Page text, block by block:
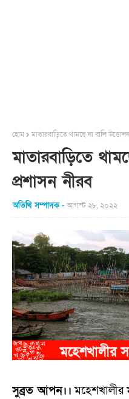
হোম মাতারবাড়িতে থামছে না বালি
মাতারবাড়িতে
প্রশাসন নীরব
অতিথি সম্পাদক আগস্ট ২৮, ২০২২
সুব্রত আপন।। মহেশখালীর